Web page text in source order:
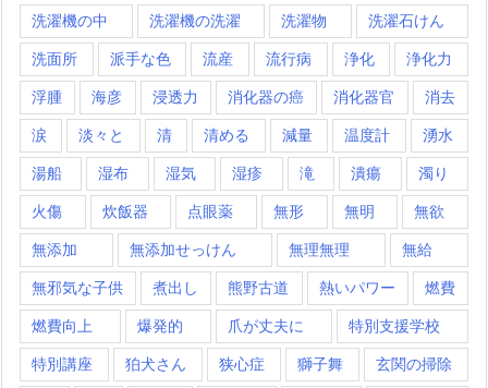
洗濯機の中 洗濯機の洗濯 洗濯物 洗濯石けん
洗面所 派手な色 流産 流行病 浄化 浄化力
浮腫 海彦 浸透力 消化器の癌 消化器官 消去
涙 淡々と 清 清める 減量 温度計 湧水
湯船 湿布 湿気 湿疹 滝 潰瘍 濁り
火傷 炊飯器 点眼薬 無形 無明 無欲
無添加 無添加せっけん 無理無理 無給
無邪気な子供 煮出し 熊野古道 熱いパワー 燃費
燃費向上 爆発的 爪が丈夫に 特別支援学校
特別講座 狛犬さん 狭心症 獅子舞 玄関の掃除